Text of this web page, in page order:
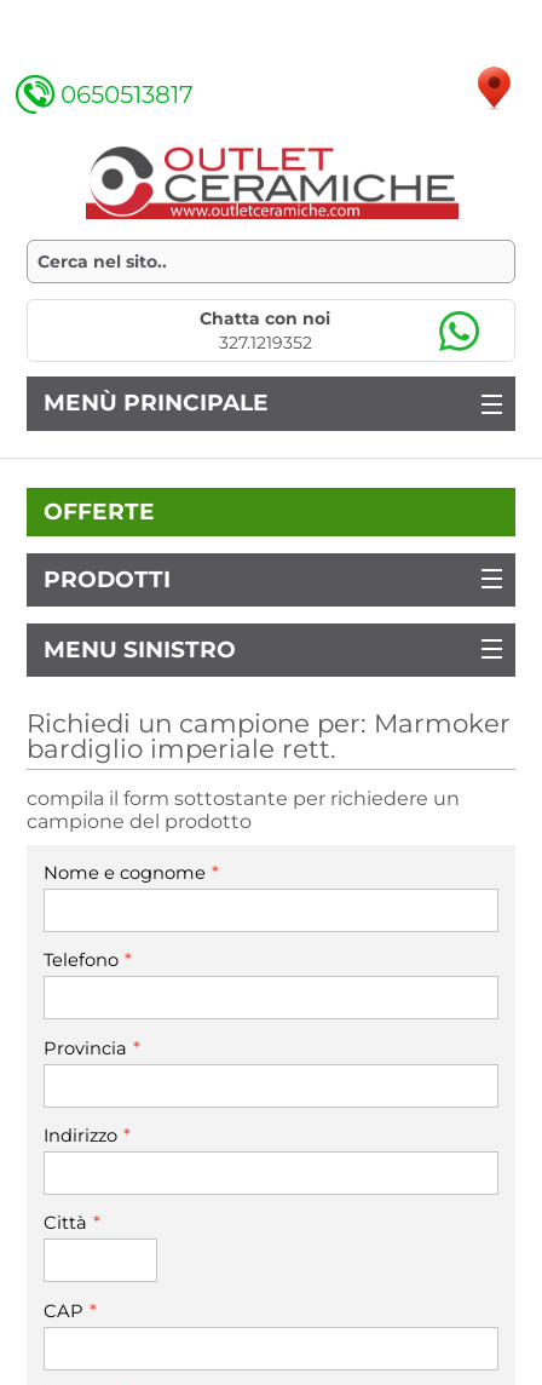
0650513817
Chatta con noi
327.1219352
MENÙ PRINCIPALE
OFFERTE
PRODOTTI
MENU SINISTRO
Richiedi un campione per: Marmoker
bardiglio imperiale rett.
compila il form sottostante per richiedere un
campione del prodotto
Nome e cognome *
Telefono *
Provincia *
Indirizzo *
Città *
CAP *